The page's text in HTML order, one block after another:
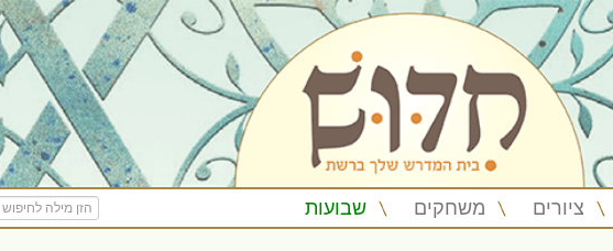
ציורים משחקים שבועות